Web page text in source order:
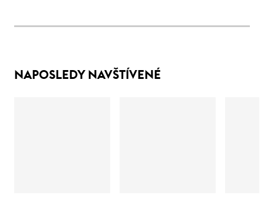
NAPOSLEDY NAVŠTÍVENÉ